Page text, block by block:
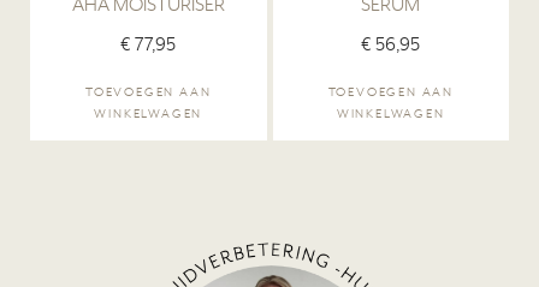
AHA MOISTURISER
€ 77,95
TOEVOEGEN AAN
WINKELWAGEN
SERUM
€ 56,95
TOEVOEGEN AAN
WINKELWAGEN